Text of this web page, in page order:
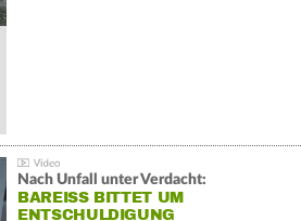
Nach Unfall unter Verdacht:
BAREISS BITTET UM E
NTSCHULDIGUNG